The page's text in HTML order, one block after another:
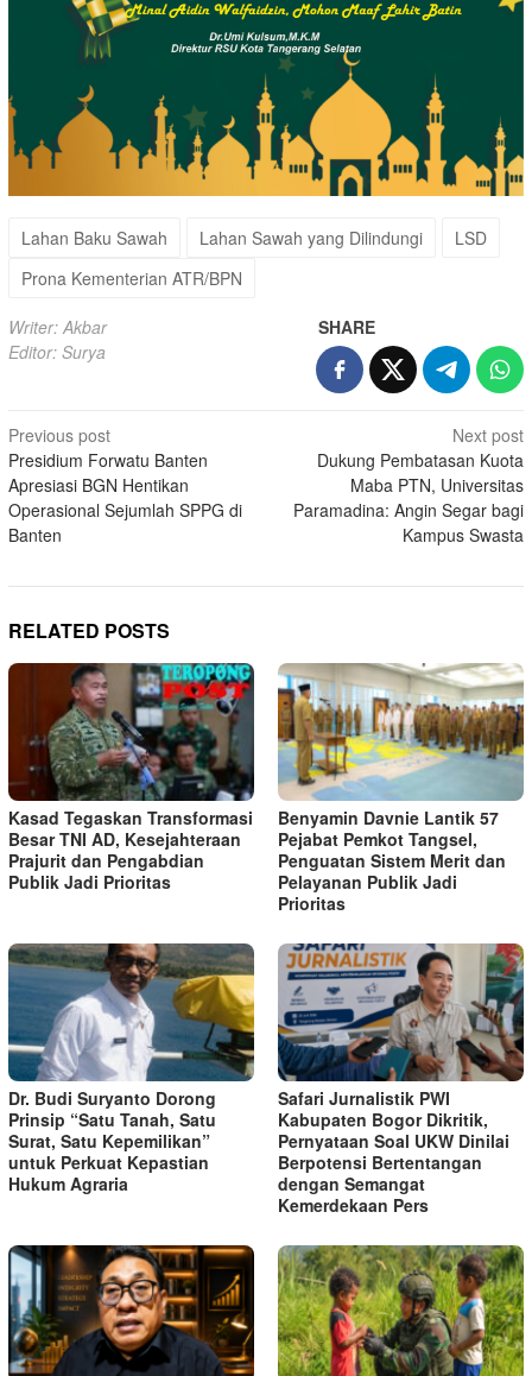
Lahan Baku Sawah Lahan Sawah yang Dilindungi
LSD
Prona Kementerian ATR/BPN
Writer: Akbar
Editor: Surya
SHARE
Post
navigation
Previous post
Presidium Forwatu Banten
Apresiasi BGN Hentikan
Operasional Sejumlah SPPG di
Banten
Next post
Dukung Pembatasan Kuota
Maba PTN, Universitas
Paramadina: Angin Segar bagi
Kampus Swasta
RELATED POSTS
Kasad Tegaskan Transformasi
Besar TNI AD, Kesejahteraan
Prajurit dan Pengabdian
Publik Jadi Prioritas
Benyamin Davnie Lantik 57
Pejabat Pemkot Tangsel,
Penguatan Sistem Merit dan
Pelayanan Publik Jadi
Prioritas
Dr. Budi Suryanto Dorong
Prinsip “Satu Tanah, Satu
Surat, Satu Kepemilikan”
untuk Perkuat Kepastian
Hukum Agraria
Safari Jurnalistik PWI
Kabupaten Bogor Dikritik,
Pernyataan Soal UKW Dinilai
Berpotensi Bertentangan
dengan Semangat
Kemerdekaan Pers